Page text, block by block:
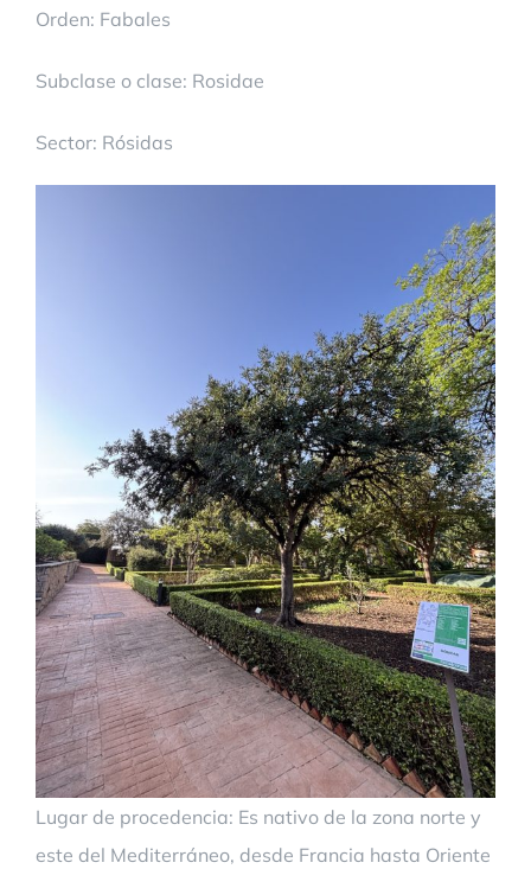
Orden: Fabales
Subclase o clase: Rosidae
Sector: Rósidas
Lugar de procedencia: Es nativo de la zona norte y
este del Mediterráneo, desde Francia hasta Oriente